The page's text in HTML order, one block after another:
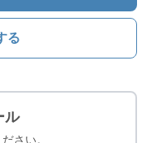
る
ル
さい。